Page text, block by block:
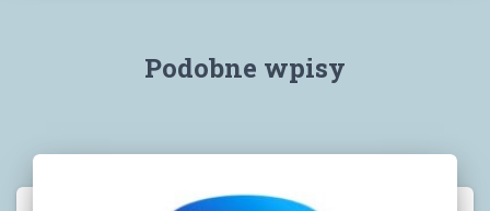
Podobne wpisy